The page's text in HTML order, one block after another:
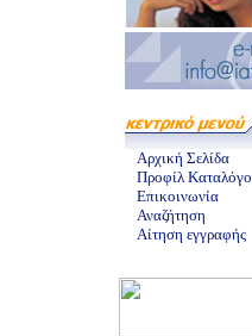
Αρχική Σελίδα
Προφίλ
Επικοινωνία
Αναζήτηση
Αίτηση εγγραφής